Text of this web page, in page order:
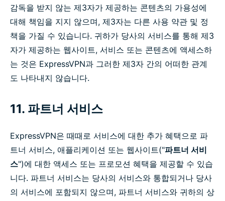
감독을 받지 않는 제3자가 제공하는 콘텐츠의 가용성에
대해 책임을 지지 않으며, 제3자는 다른 사용 약관 및 정
책을 가질 수 있습니다. 귀하가 당사의 서비스를 통해 제3
자가 제공하는 웹사이트, 서비스 또는 콘텐츠에 액세스하
는 것은 ExpressVPN과 그러한 제3자 간의 어떠한 관계
도 나타내지 않습니다.
11. 파트너 서비스
ExpressVPN은 때때로 서비스에 대한 추가 혜택으로 파
트너 서비스, 애플리케이션 또는 웹사이트("파트너 서비
스")에 대한 액세스 또는 프로모션 혜택을 제공할 수 있습
니다. 파트너 서비스는 당사의 서비스와 통합되거나 당사
의 서비스에 포함되지 않으며, 파트너 서비스와 귀하의 상